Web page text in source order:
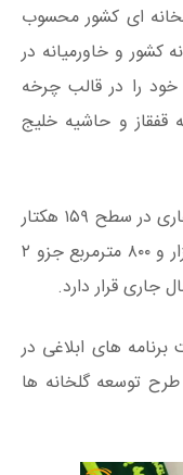
ای کشور محسوب
کشور و خاورمیانه در
را در قالب چرخه
قفقاز و حاشیه خلیج
این استان با توسعه تعداد ۲۳ گلخانه تجاری در سطح ۱۵۹ هکتار
و ۱۰ گلخانه کوچک مقیاس در سطح ۶ هزار و ۸۰۰ مترمربع جزو ۲
جاری قرار دارد.
های ابلاغی در
توسعه گلخانه ها